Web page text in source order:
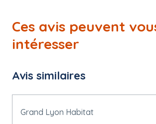
Ces avis peuvent
intéresser
Avis similaires
Grand Lyon Habitat